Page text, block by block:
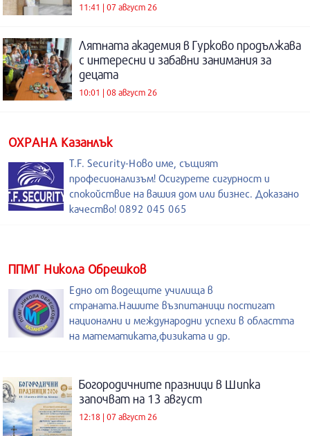
11:41 | 07 август 26
Лятната академия в Гурково продължава
с интересни и забавни занимания за
децата
10:01 | 08 август 26
ОХРАНА Казанлък
T.F. Security-Ново име, същият
професионализъм! Осигурете сигурност и
спокойствие на вашия дом или бизнес. Доказано
качество! 0892 045 065
ППМГ Никола Обрешков
Едно от водещите училища в
страната.Нашите възпитаници постигат
национални и международни успехи в областта
на математиката,физиката и др.
Богородичните празници в Шипка
започват на 13 август
12:18 | 07 август 26